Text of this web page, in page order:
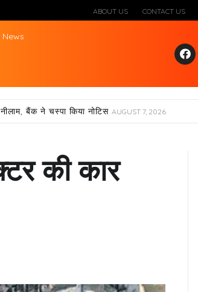
ABOUT US CONTACT US
News
Fac
ebo
बैंक ने चस्पा किया नोटिस AUGUST 7, 2026
की कार